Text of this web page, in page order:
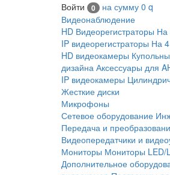
Войти 0 на сумму 0 q
Видеонаблюдение
HD Видеорегистраторы На
IP видеорегистраторы На
HD видеокамеры
дизайна Аксессуары для
IP видеокамеры
Жесткие диски
Микрофоны
Сетевое оборудование
Передача и
Видеопередатчики и
Мониторы Мониторы LED/
Дополнительное